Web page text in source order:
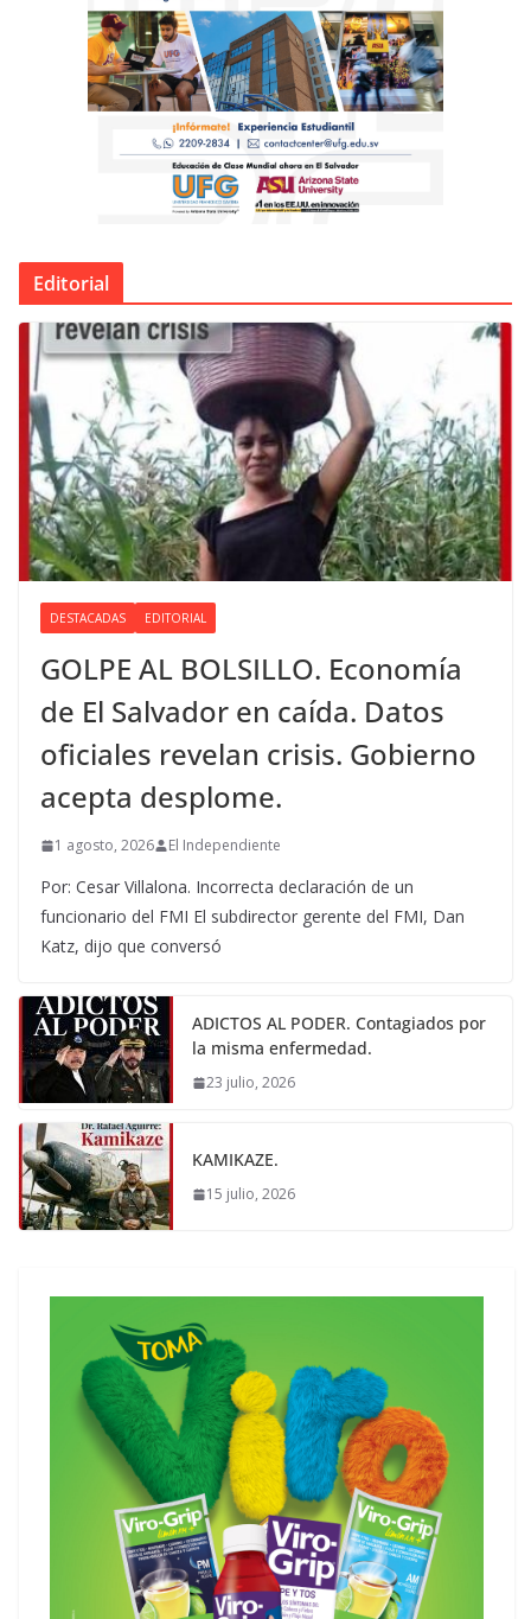
Editorial
DESTACADAS EDITORIAL
GOLPE AL BOLSILLO. Economía
de El Salvador en caída. Datos
oficiales revelan crisis. Gobierno
acepta desplome.
1 agosto, 2026 El Independiente
Por: Cesar Villalona. Incorrecta declaración de un
funcionario del FMI El subdirector gerente del FMI, Dan
Katz, dijo que conversó
ADICTOS AL PODER. Contagiados por
la misma enfermedad.
23 julio, 2026
KAMIKAZE.
15 julio, 2026